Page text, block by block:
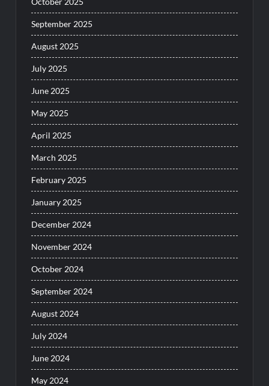
September 2025
August 2025
July 2025
June 2025
May 2025
April 2025
March 2025
February 2025
January 2025
December 2024
November 2024
October 2024
September 2024
August 2024
July 2024
June 2024
May 2024